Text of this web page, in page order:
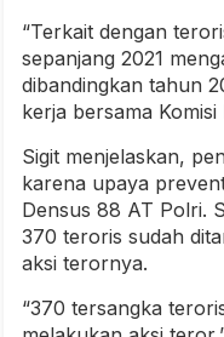
“Terkait dengan
sepanjang 2021
dibandingkan tahun
kerja bersama
Sigit menjelaskan,
karena upaya
Densus 88 AT Polri.
370 teroris sudah
aksi terornya.
“370 tersangka